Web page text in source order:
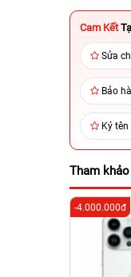
Cam Kết
Sửa
Bảo
Ký
Tham
-4.000.000đ